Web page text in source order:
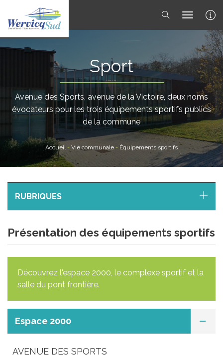
toggle
Sport
Avenue des Sports, avenue de la Victoire, deux noms
évocateurs pour les trois équipements sportifs publics
de la commune
Accueil - Vie communale - Équipements sportifs
Présentation des équipements sportifs
Découvrez l'espace 2000, le complexe sportif et la
salle du pont frontière.
Espace 2000
AVENUE DES SPORTS
RUBRIQUES